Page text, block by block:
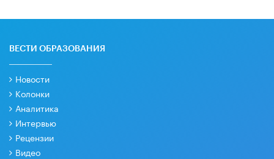
ВЕСТИ ОБРАЗОВАНИЯ
Новости
Колонки
Аналитика
Интервью
Рецензии
Видео